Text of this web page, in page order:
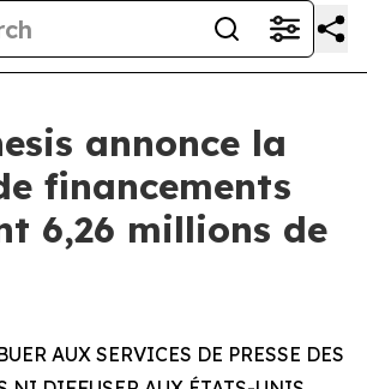
annonce la
financements
6,26 millions de
AUX SERVICES DE PRESSE DES